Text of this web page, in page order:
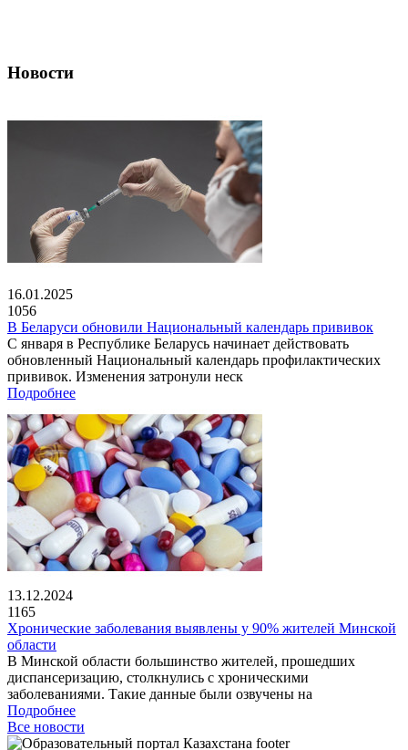
Новости
16.01.2025
1056
В Беларуси обновили Национальный календарь прививок
С января в Республике Беларусь начинает действовать
обновленный Национальный календарь профилактических
прививок. Изменения затронули неск
Подробнее
13.12.2024
1165
Хронические заболевания выявлены у 90% жителей Минской
области
В Минской области большинство жителей, прошедших
диспансеризацию, столкнулись с хроническими
заболеваниями. Такие данные были озвучены на
Подробнее
Все новости